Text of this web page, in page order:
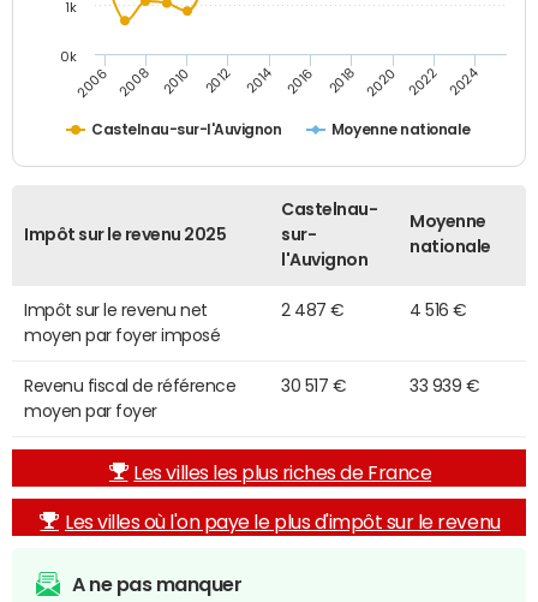
Castelnau-sur-l'Auvignon Moyenne nationale
2006 2008 2010 2012 2014 2016 2018 2020 2022 2024
0k
1k
Impôt sur le revenu 2025
Castelnau-
sur-
l'Auvignon
Moyenne
nationale
Impôt sur le revenu net
moyen par foyer imposé
2 487 € 4 516 €
Revenu fiscal de référence
moyen par foyer
30 517 € 33 939 €
Les villes les plus riches de France
Les villes où l'on paye le plus d'impôt sur le revenu
A ne pas manquer